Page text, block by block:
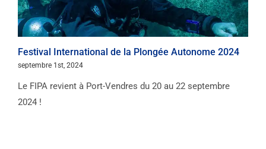
Festival International de la Plongée Autonome 2024
septembre 1st, 2024
Le FIPA revient à Port-Vendres du 20 au 22 septembre
2024 !